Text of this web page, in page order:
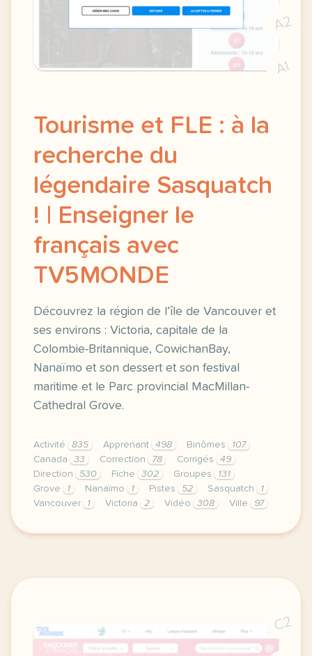
A2
A1
Tourisme et FLE : à la
recherche du
légendaire Sasquatch
! | Enseigner le
français avec
TV5MONDE
Découvrez la région de l’île de Vancouver et
ses environs : Victoria, capitale de la
Colombie-Britannique, CowichanBay,
Nanaïmo et son dessert et son festival
maritime et le Parc provincial MacMillan-
Cathedral Grove.
Activité 835 Apprenant 498 Binômes
107
Canada
33 Correction 78 Corrigés
49
Direction
530 Fiche 302 Groupes
131
Grove
1 Nanaïmo 1 Pistes 52 Sasquatch
1
Vancouver
1 Victoria 2 Vidéo 308 Ville 97
didomi host didomi components button cursor
C2